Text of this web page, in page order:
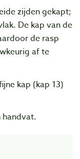
zijden gekapt;
De kap van de
de rasp
af te
kap (kap 13)
handvat.